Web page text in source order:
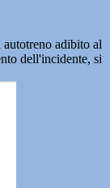
adibito al
dell'incidente, si